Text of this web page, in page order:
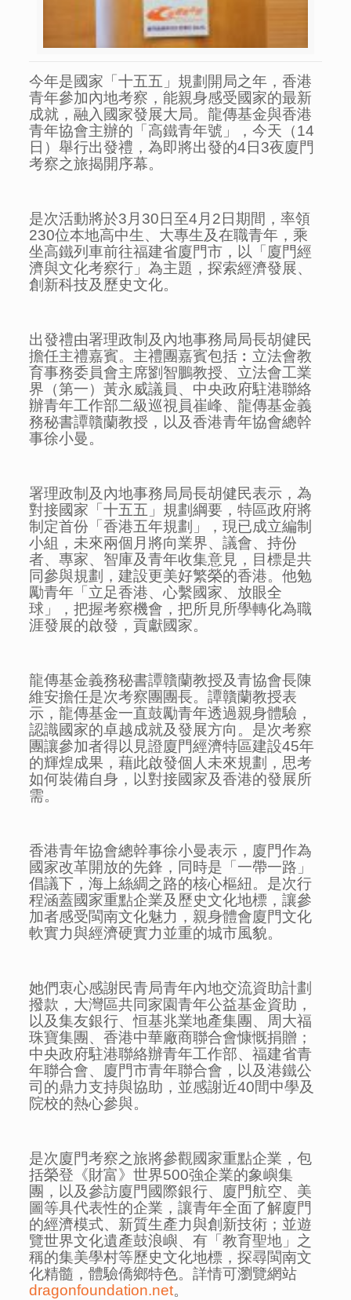
今年是國家「十五五」規劃開局之年，香港
青年參加內地考察，能親身感受國家的最新
成就，融入國家發展大局。龍傳基金與香港
青年協會主辦的「高鐵青年號」，今天（14
日）舉行出發禮，為即將出發的4日3夜廈門
考察之旅揭開序幕。
是次活動將於3月30日至4月2日期間，率領
230位本地高中生、大專生及在職青年，乘
坐高鐵列車前往福建省廈門市，以「廈門經
濟與文化考察行」為主題，探索經濟發展、
創新科技及歷史文化。
出發禮由署理政制及內地事務局局長胡健民
擔任主禮嘉賓。主禮團嘉賓包括︰立法會教
育事務委員會主席劉智鵬教授、立法會工業
界（第一）黃永威議員、中央政府駐港聯絡
辦青年工作部二級巡視員崔峰、龍傳基金義
務秘書譚贛蘭教授，以及香港青年協會總幹
事徐小曼。
署理政制及內地事務局局長胡健民表示，為
對接國家「十五五」規劃綱要，特區政府將
制定首份「香港五年規劃」，現已成立編制
小組，未來兩個月將向業界、議會、持份
者、專家、智庫及青年收集意見，目標是共
同參與規劃，建設更美好繁榮的香港。他勉
勵青年「立足香港、心繫國家、放眼全
球」，把握考察機會，把所見所學轉化為職
涯發展的啟發，貢獻國家。
龍傳基金義務秘書譚贛蘭教授及青協會長陳
維安擔任是次考察團團長。譚贛蘭教授表
示，龍傳基金一直鼓勵青年透過親身體驗，
認識國家的卓越成就及發展方向。是次考察
團讓參加者得以見證廈門經濟特區建設45年
的輝煌成果，藉此啟發個人未來規劃，思考
如何裝備自身，以對接國家及香港的發展所
需。
香港青年協會總幹事徐小曼表示，廈門作為
國家改革開放的先鋒，同時是「一帶一路」
倡議下，海上絲綢之路的核心樞紐。是次行
程涵蓋國家重點企業及歷史文化地標，讓參
加者感受閩南文化魅力，親身體會廈門文化
軟實力與經濟硬實力並重的城市風貌。
她們衷心感謝民青局青年內地交流資助計劃
撥款，大灣區共同家園青年公益基金資助，
以及集友銀行、恒基兆業地產集團、周大福
珠寶集團、香港中華廠商聯合會慷慨捐贈；
中央政府駐港聯絡辦青年工作部、福建省青
年聯合會、廈門市青年聯合會，以及港鐵公
司的鼎力支持與協助，並感謝近40間中學及
院校的熱心參與。
是次廈門考察之旅將參觀國家重點企業，包
括榮登《財富》世界500強企業的象嶼集
團，以及參訪廈門國際銀行、廈門航空、美
圖等具代表性的企業，讓青年全面了解廈門
的經濟模式、新質生產力與創新技術；並遊
覽世界文化遺產鼓浪嶼、有「教育聖地」之
稱的集美學村等歷史文化地標，探尋閩南文
化精髓，體驗僑鄉特色。詳情可瀏覽網站
dragonfoundation.net。